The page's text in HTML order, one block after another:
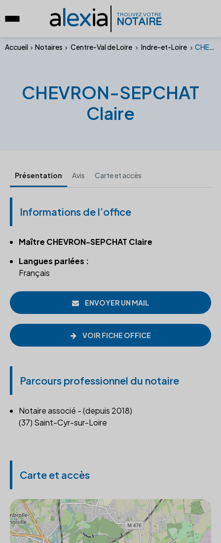
alexia TROUVEZ VOTRE
NOTAIRE
Accueil Notaires Centre-Val de Loire Indre-et-Loire CHEVRON-SEPCHAT Claire
CHEVRON-SEPCHAT
Claire
Présentation Avis Carte et accès
Informations de l’office
Maître CHEVRON-SEPCHAT Claire
Langues parlées :
Français
ENVOYER UN MAIL
VOIR FICHE OFFICE
Parcours professionnel du notaire
Notaire associé - (depuis 2018)
(37) Saint-Cyr-sur-Loire
Carte et accès